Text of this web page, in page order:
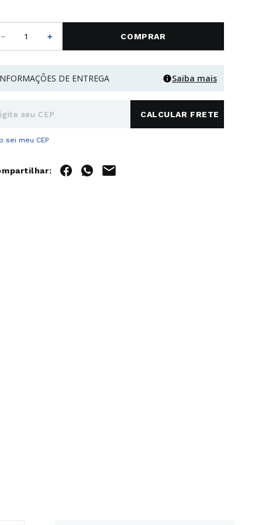
＋ COMPRAR
DE ENTREGA Saiba mais
sei meu CEP